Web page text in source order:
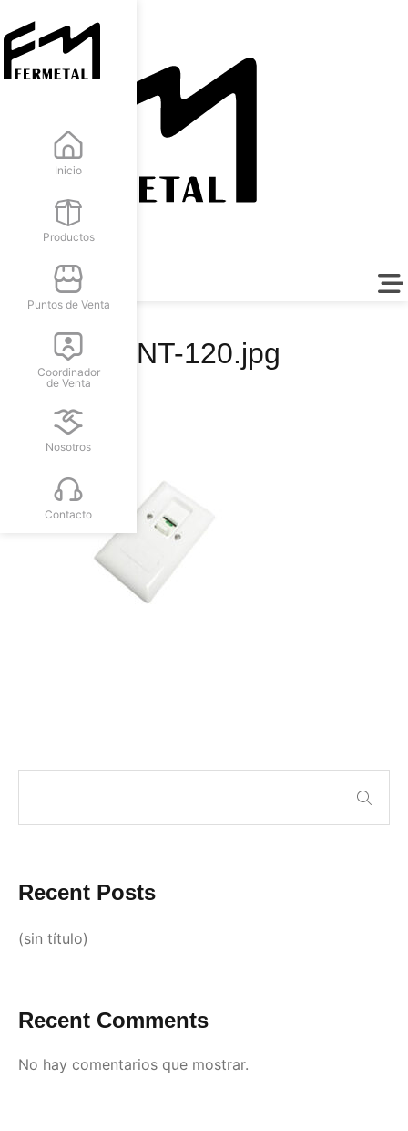
Inicio
Productos
Puntos de Venta
Coordinador
de Venta
Nosotros
Contacto
INT-120.jpg
Recent Posts
(sin título)
Recent Comments
No hay comentarios que mostrar.